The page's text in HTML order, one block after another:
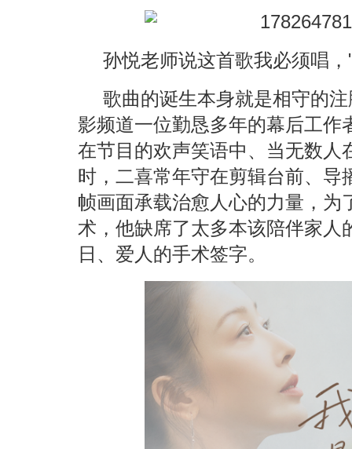
孙悦老师说这首歌我必须唱
歌曲的诞生本身就是相守的
影频道一位勤恳多年的幕后工作
在节目的欢声笑语中、当无数人
时，二喜常年守在剪辑台前、导
帧画面承载治愈人心的力量，为
术，他缺席了太多本该陪伴家
日、爱人的手术签字。